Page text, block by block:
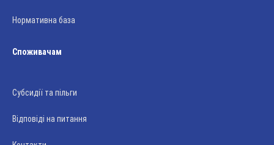
Нормативна база
Споживачам
Субсидії та пільги
Відповіді на питання